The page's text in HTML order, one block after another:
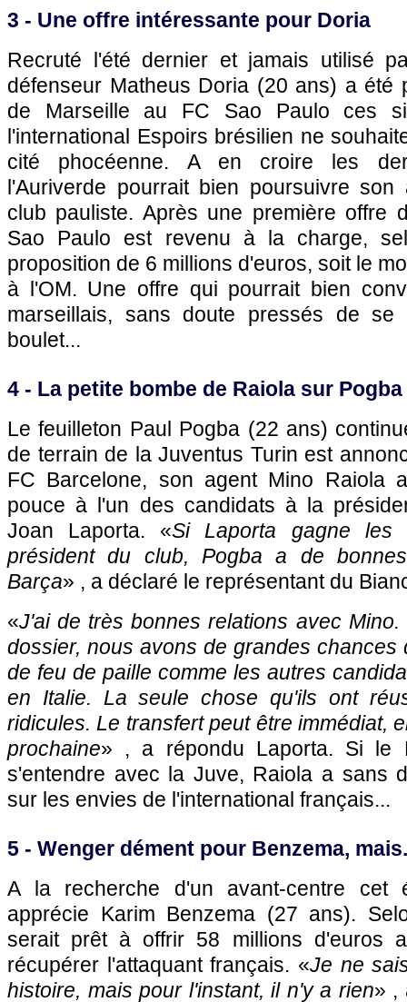
3 - Une offre intéressante pour Doria
Recruté l'été dernier et jamais utilisé
défenseur Matheus Doria (20 ans) a été
de Marseille au FC Sao Paulo ces
l'international Espoirs brésilien ne
cité phocéenne. A en croire les
l'Auriverde pourrait bien poursuivre
club pauliste. Après une première offre
Sao Paulo est revenu à la charge,
proposition de 6 millions d'euros, soit le
à l'OM. Une offre qui pourrait bien
marseillais, sans doute pressés de se
boulet...
4 - La petite bombe de Raiola sur Pogba
Le feuilleton Paul Pogba (22 ans)
de terrain de la Juventus Turin est
FC Barcelone, son agent Mino Raiola
pouce à l'un des candidats à la
Joan Laporta. «Si Laporta gagne les
président du club, Pogba a de
Barça» , a déclaré le représentant du
«J'ai de très bonnes relations avec
dossier, nous avons de grandes chances
de feu de paille comme les autres
en Italie. La seule chose qu'ils ont
ridicules. Le transfert peut être immédiat,
prochaine» , a répondu Laporta. Si le
s'entendre avec la Juve, Raiola a sans
sur les envies de l'international français...
5 - Wenger dément pour Benzema,
A la recherche d'un avant-centre cet
apprécie Karim Benzema (27 ans).
serait prêt à offrir 58 millions d'euros
récupérer l'attaquant français. «Je ne
histoire, mais pour l'instant, il n'y a rien» ,